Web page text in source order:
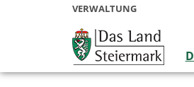
VERWALTUNG